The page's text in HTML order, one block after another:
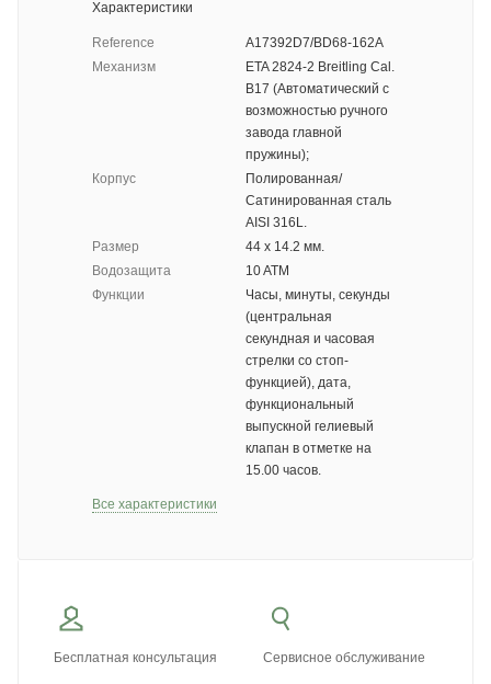
Характеристики
Reference
A17392D7/BD68-162A
Механизм
ETA 2824-2 Breitling Cal.
B17 (Автоматический с
возможностью ручного
завода главной
пружины);
Корпус
Полированная/
Сатинированная сталь
AISI 316L.
Размер
44 х 14.2 мм.
Водозащита
10 ATM
Функции
Часы, минуты, секунды
(центральная
секундная и часовая
стрелки со стоп-
функцией), дата,
функциональный
выпускной гелиевый
клапан в отметке на
15.00 часов.
Все характеристики
Бесплатная консультация Сервисное обслуживание